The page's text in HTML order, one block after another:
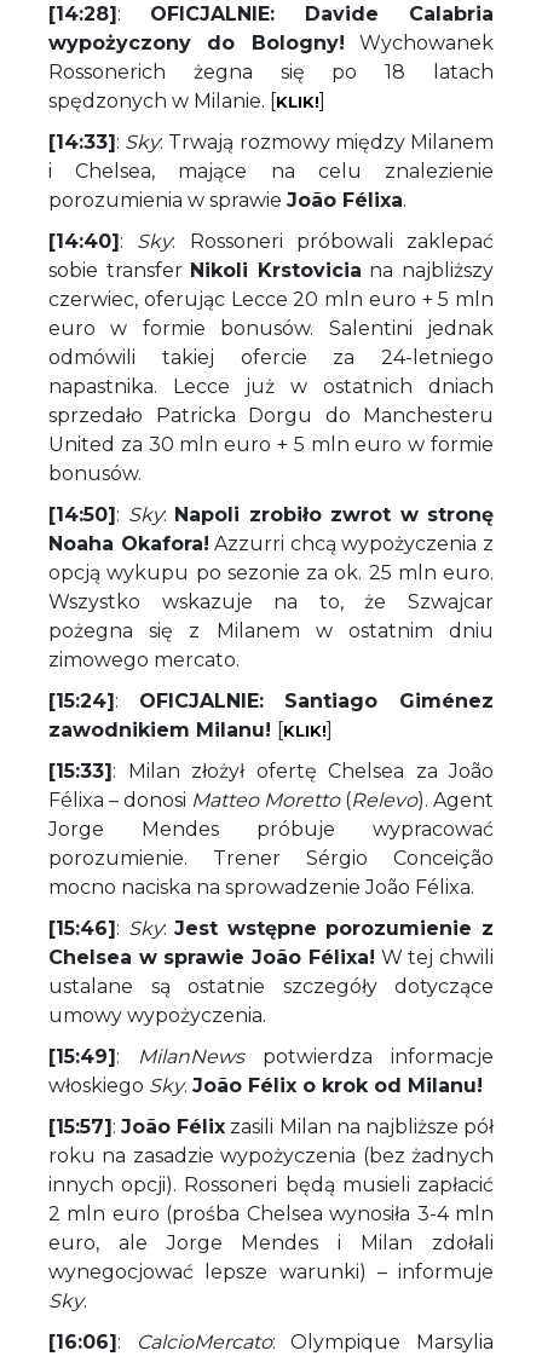
[14:28]: OFICJALNIE: Davide Calabria
wypożyczony do Bologny! Wychowanek
Rossonerich żegna się po 18 latach
spędzonych w Milanie. [KLIK!]
[14:33]: Sky: Trwają rozmowy między Milanem
i Chelsea, mające na celu znalezienie
porozumienia w sprawie João Félixa.
[14:40]: Sky: Rossoneri próbowali zaklepać
sobie transfer Nikoli Krstovicia na najbliższy
czerwiec, oferując Lecce 20 mln euro + 5 mln
euro w formie bonusów. Salentini jednak
odmówili takiej ofercie za 24-letniego
napastnika. Lecce już w ostatnich dniach
sprzedało Patricka Dorgu do Manchesteru
United za 30 mln euro + 5 mln euro w formie
bonusów.
[14:50]: Sky: Napoli zrobiło zwrot w stronę
Noaha Okafora! Azzurri chcą wypożyczenia z
opcją wykupu po sezonie za ok. 25 mln euro.
Wszystko wskazuje na to, że Szwajcar
pożegna się z Milanem w ostatnim dniu
zimowego mercato.
[15:24]: OFICJALNIE: Santiago Giménez
zawodnikiem Milanu! [KLIK!]
[15:33]: Milan złożył ofertę Chelsea za João
Félixa – donosi Matteo Moretto(Relevo). Agent
Jorge Mendes próbuje wypracować
porozumienie. Trener Sérgio Conceição
mocno naciska na sprowadzenie João Félixa.
[15:46]: Sky:Jest wstępne porozumienie z
Chelsea w sprawie João Félixa! W tej chwili
ustalane są ostatnie szczegóły dotyczące
umowy wypożyczenia.
[15:49]: MilanNewspotwierdza informacje
włoskiego Sky. João Félix o krok od Milanu!
[15:57]:João Félix zasili Milan na najbliższe pół
roku na zasadzie wypożyczenia (bez żadnych
innych opcji). Rossoneri będą musieli zapłacić
2 mln euro (prośba Chelsea wynosiła 3-4 mln
euro, ale Jorge Mendes i Milan zdołali
wynegocjować lepsze warunki) – informuje
Sky.
[16:06]: CalcioMercato: Olympique Marsylia